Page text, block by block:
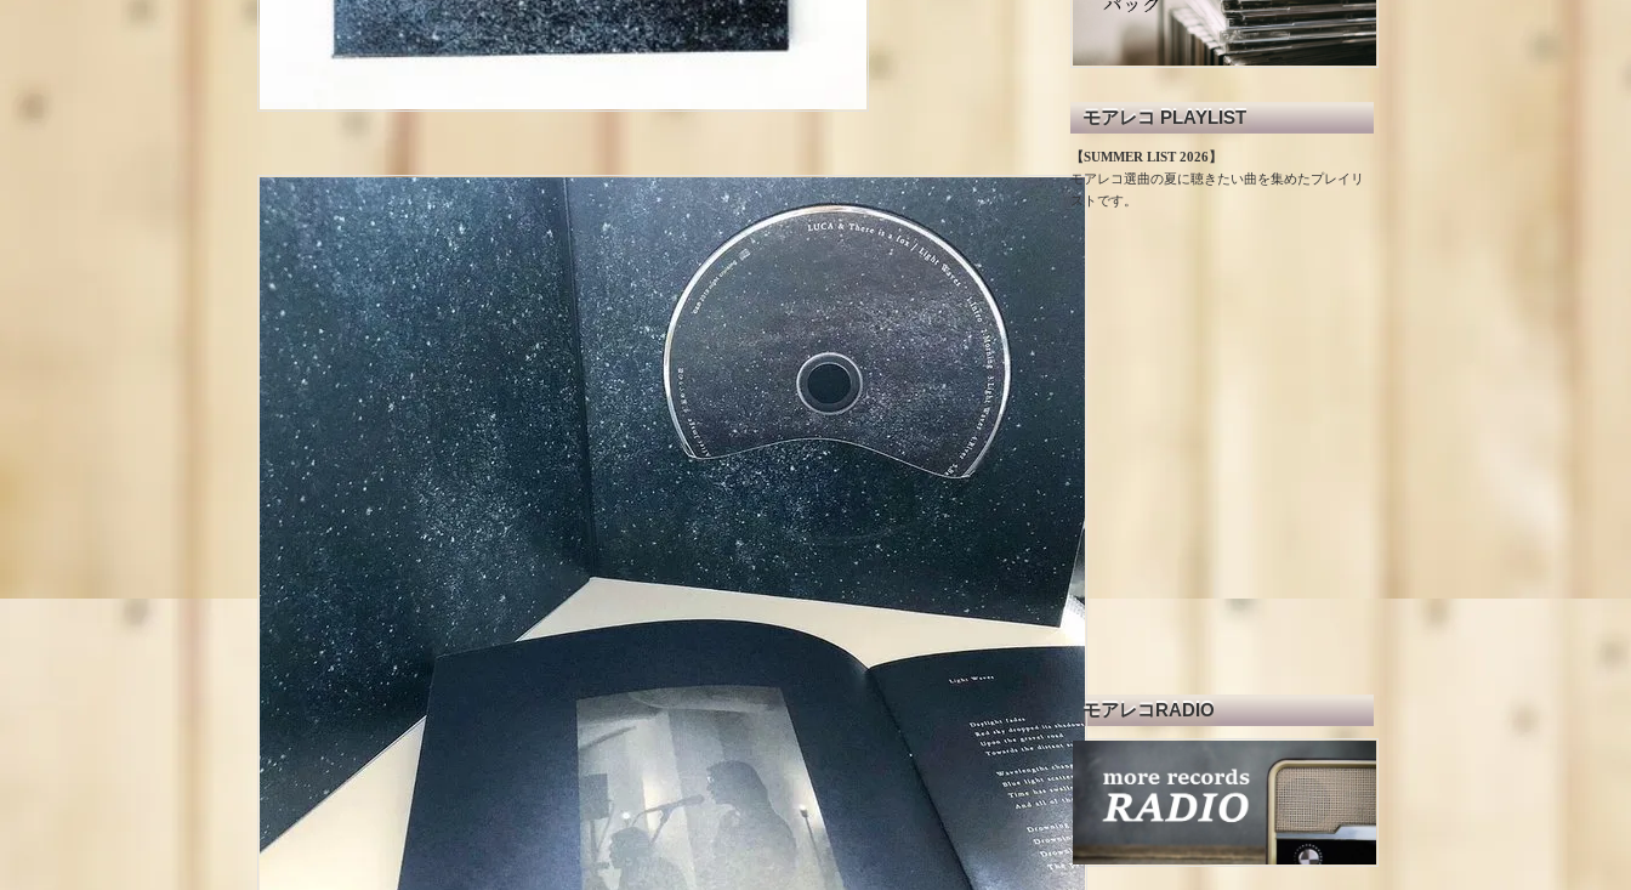
モアレコ PLAYLIST
【SUMMER LIST 2026】
モアレコ選曲の夏に聴きたい曲を集めたプレイリ
ストです。
モアレコRADIO